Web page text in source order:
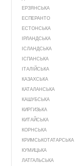
ЕРЗЯНСЬКА
ЕСПЕРАНТО
ЕСТОНСЬКА
ІРЛАНДСЬКА
ІСЛАНДСЬКА
ІСПАНСЬКА
ІТАЛІЙСЬКА
КАЗАХСЬКА
КАТАЛАНСЬКА
КАШУБСЬКА
КИРГИЗЬКА
КИТАЙСЬКА
КОРНСЬКА
КРИМСЬКОТАТАРСЬКА
КУМИЦЬКА
ЛАТГАЛЬСЬКА